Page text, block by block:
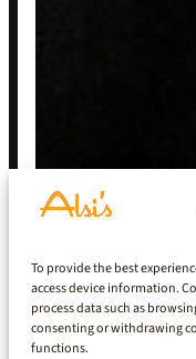
To provide the best
access device information.
process data such as
consenting or withdrawing
functions.